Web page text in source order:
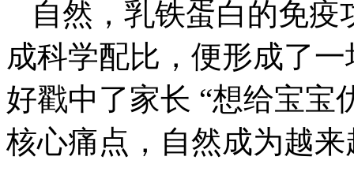
自然，乳铁蛋白的免
成科学配比，便形成了
好戳中了家长 “想给宝宝
核心痛点，自然成为越